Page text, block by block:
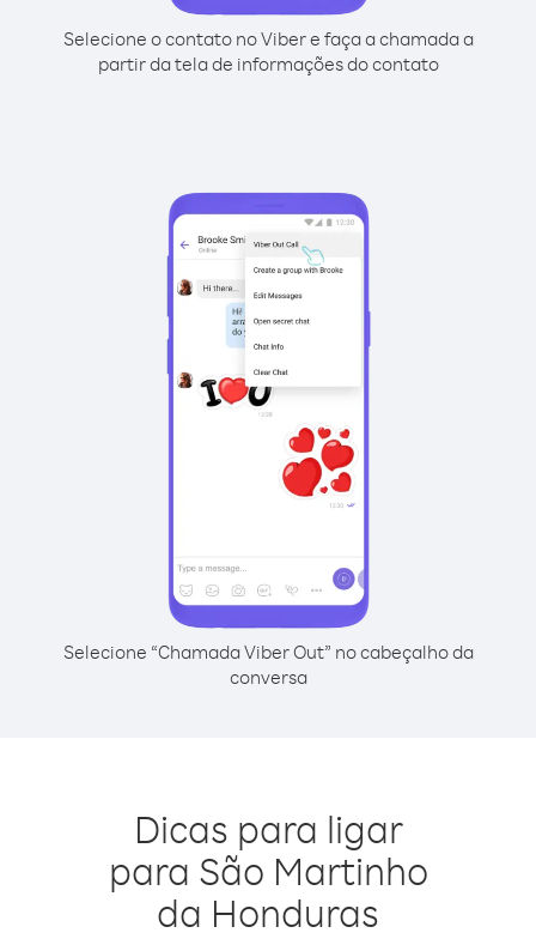
Selecione o contato no Viber e faça a chamada a
partir da tela de informações do contato
Selecione “Chamada Viber Out” no cabeçalho da
conversa
Dicas para ligar
para São Martinho
da Honduras